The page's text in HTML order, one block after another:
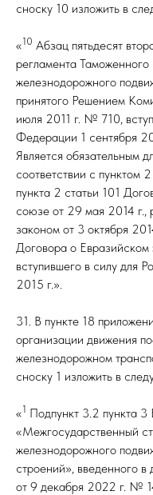
сноску 10 изложить в
«10 Абзац пятьдесят
регламента
железнодорожного
принятого Решением
июля 2011 г. № 710,
Федерации 1 сентября
Является обязательным
соответствии с пунктом
пункта 2 статьи 101
союзе от 29 мая 2014 г.,
законом от 3 октября
Договора о
вступившего в силу для
2015 г.».
31. В пункте 18
организации движения
железнодорожном
сноску 1 изложить в
«1 Подпункт 3.2 пункта
«Межгосударственный
железнодорожного
строений», введенного
от 9 декабря 2022 г. №